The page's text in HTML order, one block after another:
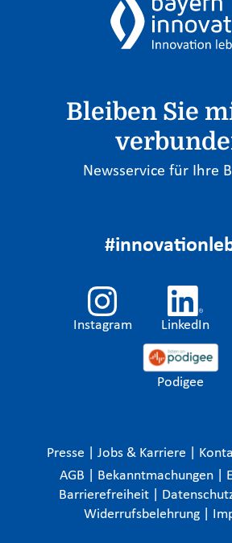
Bleiben Sie
Newsservice für Ihre
Instagram LinkedIn
Podigee
Presse Jobs & Karriere
AGB
Bekanntmachungen
Barrierefreiheit
Widerrufsbelehrung